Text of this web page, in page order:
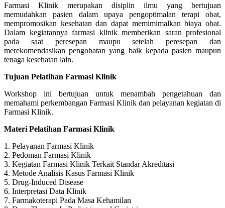
Farmasi Klinik merupakan disiplin ilmu yang bertujuan
memudahkan pasien dalam upaya pengoptimalan terapi obat,
mempromosikan kesehatan dan dapat memimimalkan biaya obat.
Dalam kegiatannya farmasi klinik memberikan saran profesional
pada saat peresepan maupu setelah peresepan dan
merekomendasikan pengobatan yang baik kepada pasien maupun
tenaga kesehatan lain.
Tujuan Pelatihan Farmasi Klinik
Workshop ini bertujuan untuk menambah pengetahuan dan
memahami perkembangan Farmasi Klinik dan pelayanan kegiatan di
Farmasi Klinik.
Materi Pelatihan Farmasi Klinik
1. Pelayanan Farmasi Klinik
2. Pedoman Farmasi Klinik
3. Kegiatan Farmasi Klinik Terkait Standar Akreditasi
4. Metode Analisis Kasus Farmasi Klinik
5. Drug-Induced Disease
6. Interpretasi Data Klinik
7. Farmakoterapi Pada Masa Kehamilan